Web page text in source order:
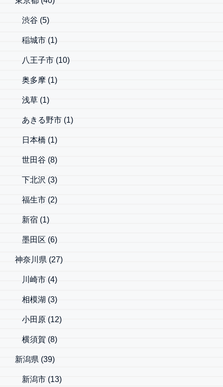
渋谷 (5)
稲城市 (1)
八王子市 (10)
奥多摩 (1)
浅草 (1)
あきる野市 (1)
日本橋 (1)
世田谷 (8)
下北沢 (3)
福生市 (2)
新宿 (1)
墨田区 (6)
神奈川県 (27)
川崎市 (4)
相模湖 (3)
小田原 (12)
横須賀 (8)
新潟県 (39)
新潟市 (13)